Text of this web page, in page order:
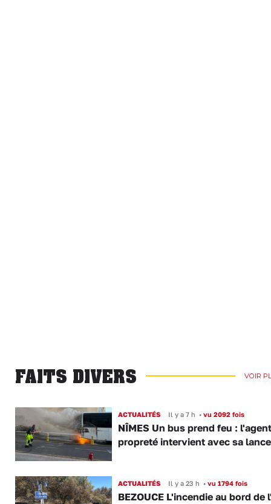
FAITS DIVERS VOIR
ACTUALITÉS Il y a 7 h •vu 2092 fois
NÎMES Un bus prend feu :
propreté intervient avec sa lance
ACTUALITÉS Il y a 23 h •vu 1794 fois
BEZOUCE L'incendie au bord de